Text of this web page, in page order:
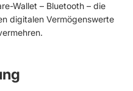
Wallet – Bluetooth – die
digitalen Vermögenswerte